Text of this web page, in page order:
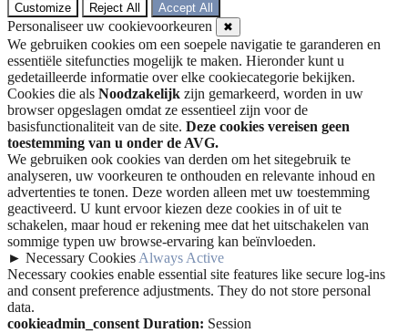
Customize Reject All Accept All
Personaliseer uw cookievoorkeuren ✖
We gebruiken cookies om een soepele navigatie te garanderen en
essentiële sitefuncties mogelijk te maken. Hieronder kunt u
gedetailleerde informatie over elke cookiecategorie bekijken.
Cookies die als Noodzakelijk zijn gemarkeerd, worden in uw
browser opgeslagen omdat ze essentieel zijn voor de
basisfunctionaliteit van de site. Deze cookies vereisen geen
toestemming van u onder de AVG.
We gebruiken ook cookies van derden om het sitegebruik te
analyseren, uw voorkeuren te onthouden en relevante inhoud en
advertenties te tonen. Deze worden alleen met uw toestemming
geactiveerd. U kunt ervoor kiezen deze cookies in of uit te
schakelen, maar houd er rekening mee dat het uitschakelen van
sommige typen uw browse-ervaring kan beïnvloeden.
► Necessary Cookies Always Active
Necessary cookies enable essential site features like secure log-ins
and consent preference adjustments. They do not store personal
data.
cookieadmin_consent Duration: Session